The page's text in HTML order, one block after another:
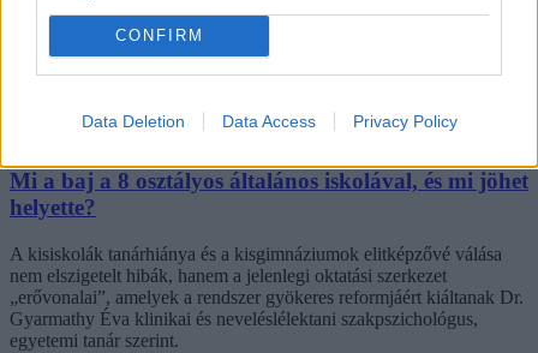
CONFIRM
Data Deletion Data Access Privacy Policy
Mi a baj a 8 osztályos általános iskolával, és mi jöhet
helyette?
A kisiskolák tanárhiánya és a kisgimnáziumok elitképzővé válása
nem elszigetelt hibák, hanem a jelenlegi oktatási szerkezet
„erővonalai”, amelyek a rendszer gyökeres reformjáért kiáltanak Dr.
Gyarmathy Éva klinikai és neveléslélektani szakpszichológus,
egyetemi tanár szerint.